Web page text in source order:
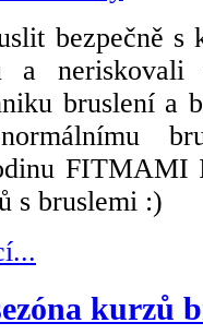
bezpečně
a neriskovali
bruslení a
s bruslemi :)
kurzů